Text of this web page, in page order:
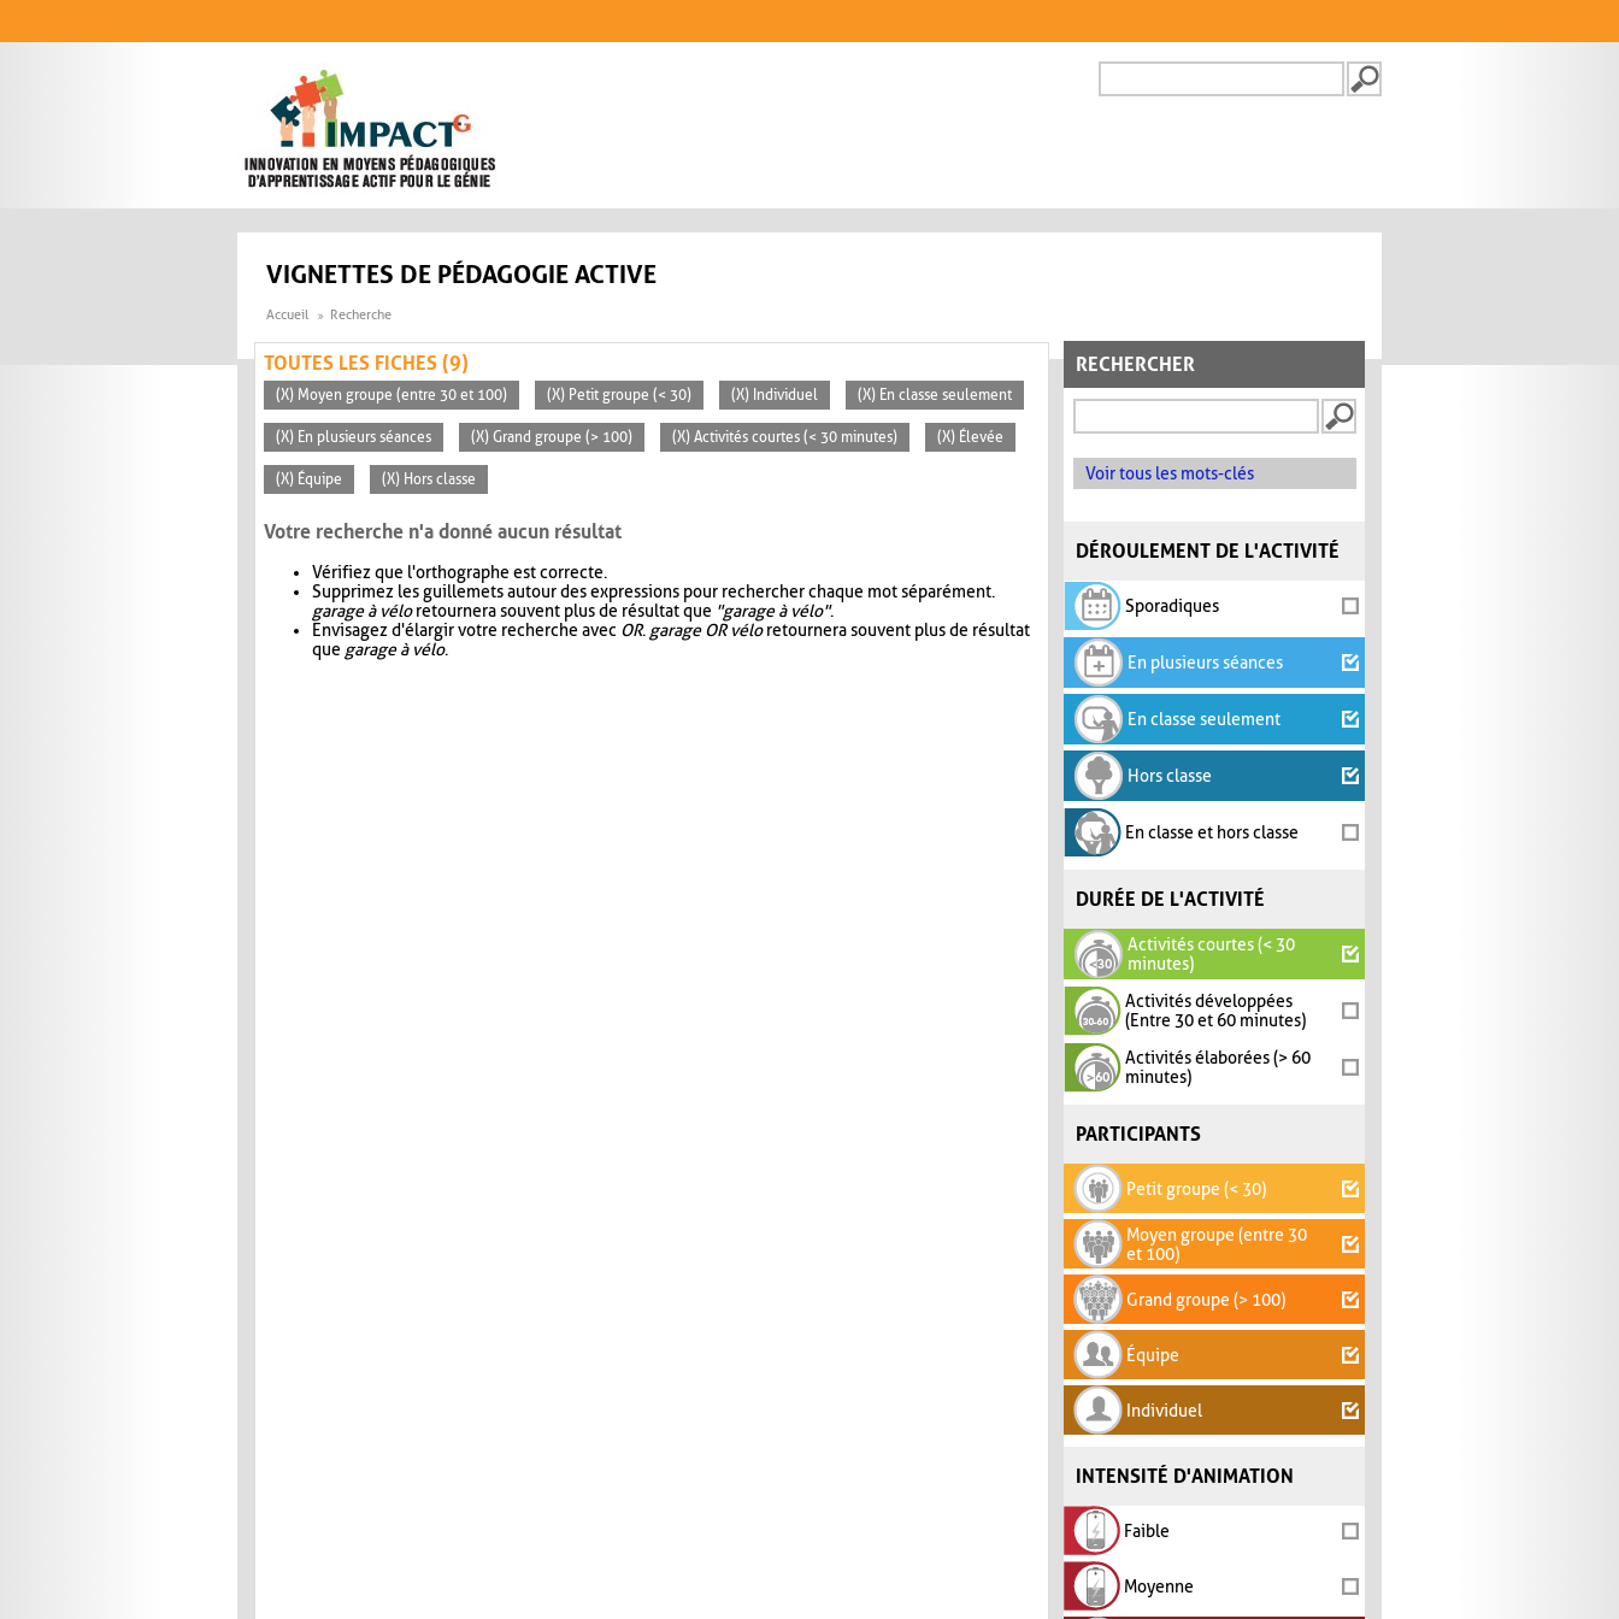
FORMULAIRE DE
VIGNETTES DE PÉDAGOGIE ACTIVE
Accueil Recherche
RECHERCHER
Voir tous les mots-clés
DÉROULEMENT DE L'ACTIVITÉ
Sporadiques
En plusieurs séances
En classe seulement
Hors classe
En classe et hors classe
DURÉE DE L'ACTIVITÉ
Activités courtes (< 30
minutes)
Activités développées
(Entre 30 et 60 minutes)
Activités élaborées (> 60
minutes)
PARTICIPANTS
Petit groupe (< 30)
Moyen groupe (entre 30
et 100)
Grand groupe (> 100)
Équipe
Individuel
INTENSITÉ D'ANIMATION
Faible
Moyenne
TOUTES LES FICHES (9)
(X) Moyen groupe (entre 30 et 100) (X) Petit groupe (< 30) (X) Individuel (X) En classe seulement
(X) En plusieurs séances (X) Grand groupe (> 100) (X) Activités courtes (< 30 minutes) (X) Élevée
(X) Équipe (X) Hors classe
Votre recherche n'a donné aucun résultat
Vérifiez que l'orthographe est correcte.
Supprimez les guillemets autour des expressions pour rechercher chaque mot séparément.
garage à véloretournera souvent plus de résultat que "garage à vélo".
Envisagez d'élargir votre recherche avec OR. garage OR véloretournera souvent plus de résultat
que garage à vélo.